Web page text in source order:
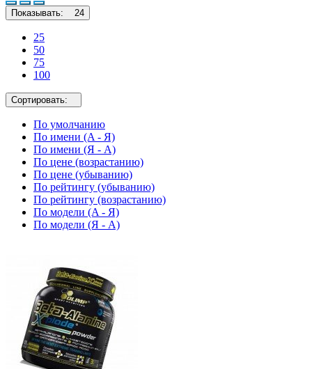
Показывать: 24
25
50
75
100
Сортировать:
По умолчанию
По имени (A - Я)
По имени (Я - A)
По цене (возрастанию)
По цене (убыванию)
По рейтингу (убыванию)
По рейтингу (возрастанию)
По модели (A - Я)
По модели (Я - A)